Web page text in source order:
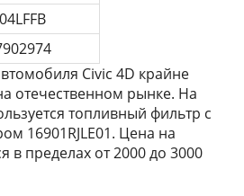
Civic 4D крайне
отечественном рынке. На
топливный фильтр с
16901RJLE01. Цена на
в пределах от 2000 до 3000